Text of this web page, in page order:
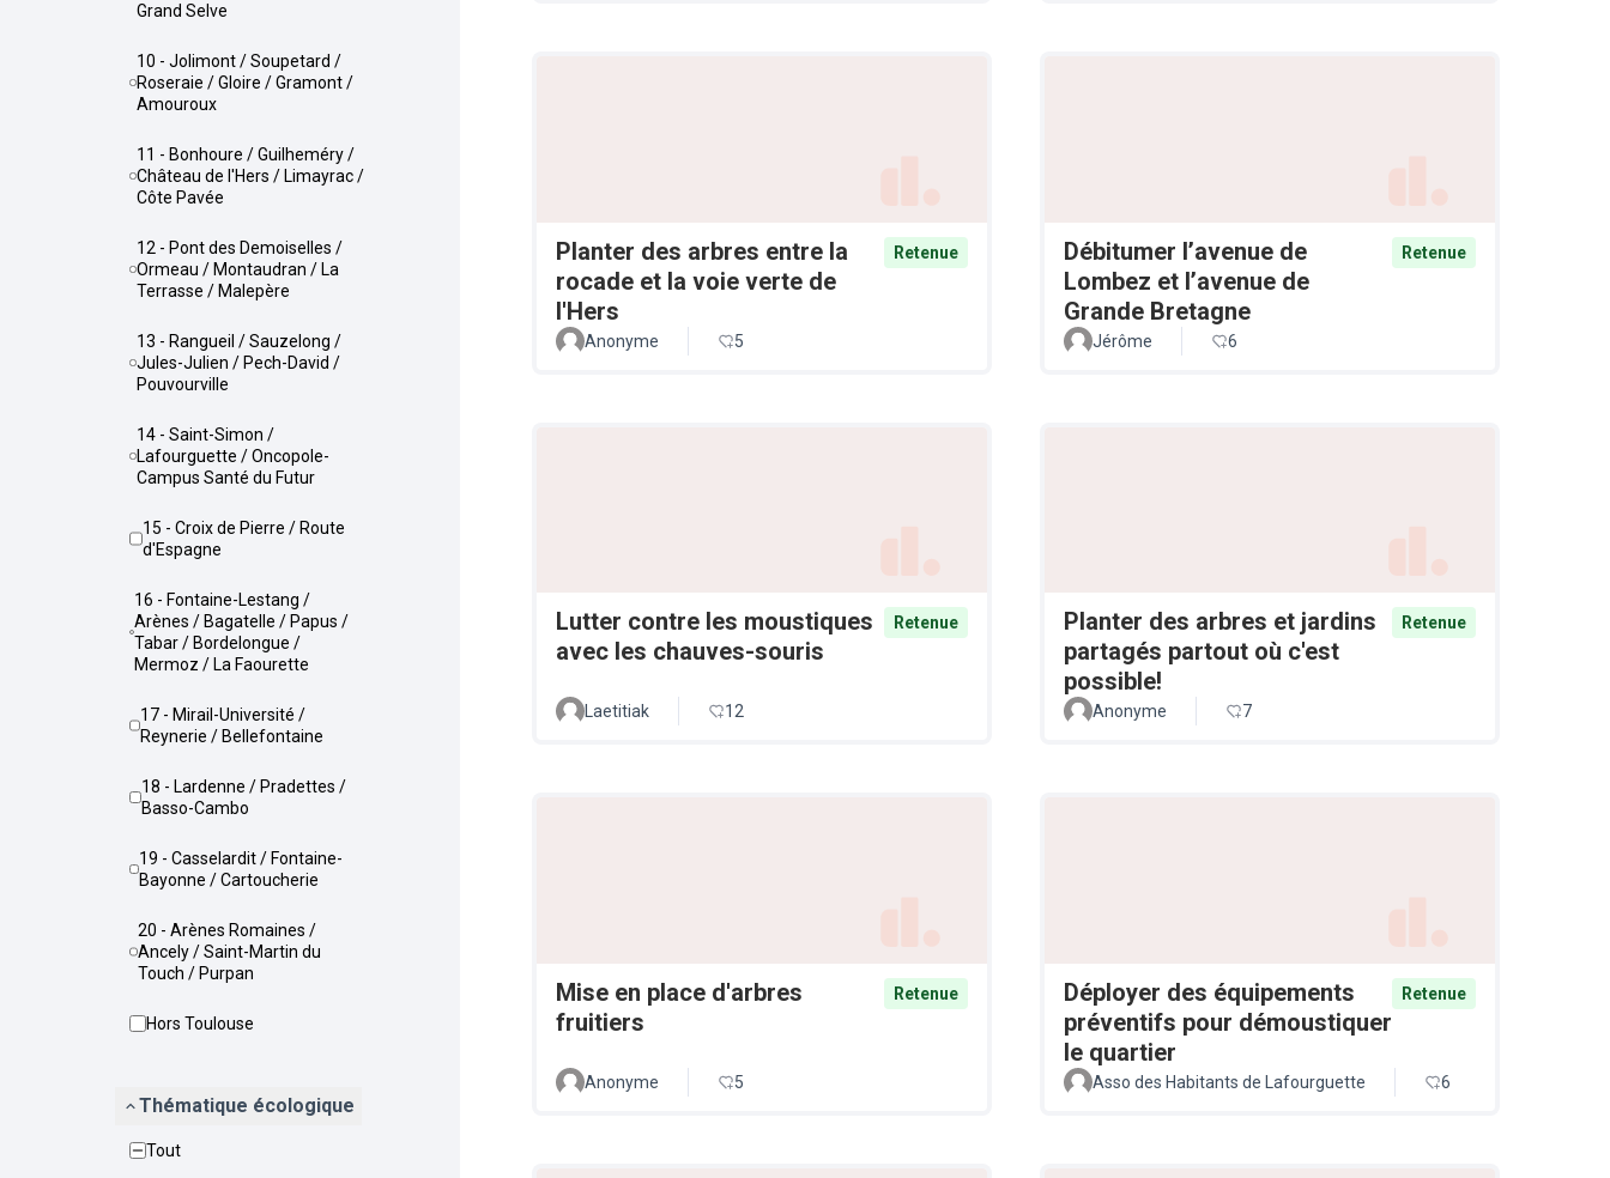
Grand Selve
10 - Jolimont / Soupetard /
Roseraie / Gloire / Gramont /
Amouroux
11 - Bonhoure / Guilheméry /
Château de l'Hers / Limayrac /
Côte Pavée
12 - Pont des Demoiselles /
Ormeau / Montaudran / La
Terrasse / Malepère
13 - Rangueil / Sauzelong /
Jules-Julien / Pech-David /
Pouvourville
14 - Saint-Simon /
Lafourguette / Oncopole-
Campus Santé du Futur
15 - Croix de Pierre / Route
d'Espagne
16 - Fontaine-Lestang /
Arènes / Bagatelle / Papus /
Tabar / Bordelongue /
Mermoz / La Faourette
17 - Mirail-Université /
Reynerie / Bellefontaine
18 - Lardenne / Pradettes /
Basso-Cambo
19 - Casselardit / Fontaine-
Bayonne / Cartoucherie
20 - Arènes Romaines /
Ancely / Saint-Martin du
Touch / Purpan
Hors Toulouse
Thématique écologique
Tout
Planter des arbres entre la
rocade et la voie verte de
l'Hers
Retenue
Anonyme 5
Débitumer l’avenue de
Lombez et l’avenue de
Grande Bretagne
Retenue
Jérôme 6
Lutter contre les moustiques
avec les chauves-souris
Retenue
Laetitiak 12
Planter des arbres et jardins
partagés partout où c'est
possible!
Retenue
Anonyme 7
Mise en place d'arbres
fruitiers
Retenue
Anonyme 5
Déployer des équipements
préventifs pour démoustiquer
le quartier
Retenue
Asso des Habitants de Lafourguette 6